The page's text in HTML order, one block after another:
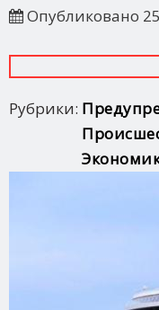
Опубликовано
Рубрики: